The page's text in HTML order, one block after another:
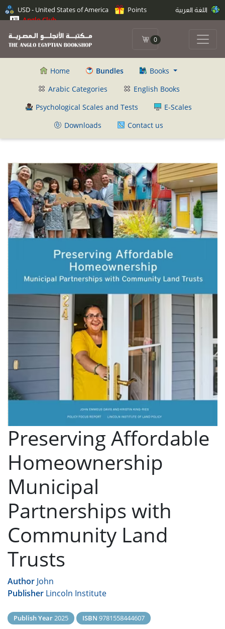
USD - United States of America
Points
Anglo Club
0
Home Bundles
Books
Arabic Categories
English Books
Psychological Scales and Tests
E-Scales
Downloads
Contact us
Preserving Affordable
Homeownership
Municipal
Partnerships with
Community Land
Trusts
Author John
Publisher Lincoln Institute
Publish Year2025 ISBN 9781558444607